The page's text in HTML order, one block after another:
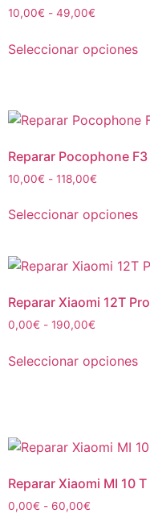
10,00€ - 49,00€
Seleccionar opciones
Reparar Pocophone F3
10,00€ - 118,00€
Seleccionar opciones
Reparar Xiaomi 12T Pro
0,00€ - 190,00€
Seleccionar opciones
Reparar Xiaomi MI 10 T
0,00€ - 60,00€